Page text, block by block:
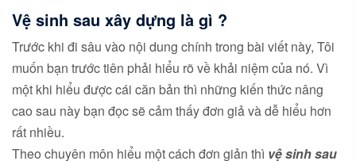
Vệ sinh sau xây dựng là gì ?
Trước khi đi sâu vào nội dung chính trong bài viết này, Tôi
muốn bạn trước tiên phải hiểu rõ về khải niệm của nó. Vì
một khi hiểu được cái căn bản thì những kiến thức nâng
cao sau này bạn đọc sẽ cảm thấy đơn giả và dễ hiểu hơn
rất nhiều.
Theo chuyên môn hiểu một cách đơn giản thì vệ sinh sau